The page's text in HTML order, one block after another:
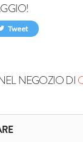
Tweet
NEGOZIO DI